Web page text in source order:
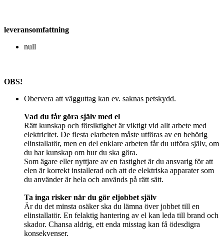
leveransomfattning
null
OBS!
Obervera att vägguttag kan ev. saknas petskydd.
Vad du får göra själv med el
Rätt kunskap och försiktighet är viktigt vid allt arbete med
elektricitet. De flesta elarbeten måste utföras av en behörig
elinstallatör, men en del enklare arbeten får du utföra själv, om
du har kunskap om hur du ska göra.
Som ägare eller nyttjare av en fastighet är du ansvarig för att
elen är korrekt installerad och att de elektriska apparater som
du använder är hela och används på rätt sätt.
Ta inga risker när du gör eljobbet själv
Är du det minsta osäker ska du lämna över jobbet till en
elinstallatör. En felaktig hantering av el kan leda till brand och
skador. Chansa aldrig, ett enda misstag kan få ödesdigra
konsekvenser.